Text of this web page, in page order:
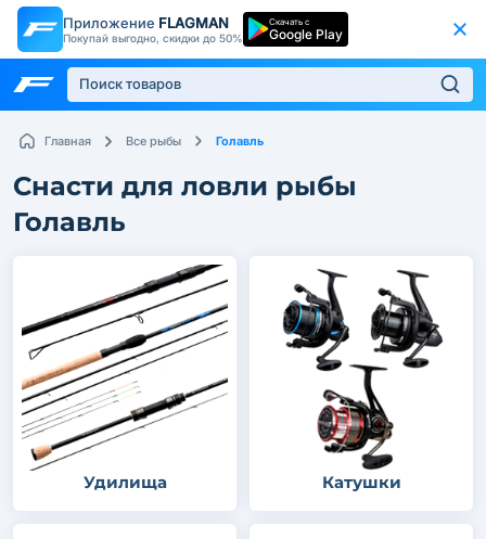
Приложение FLAGMAN
Покупай выгодно, скидки до 50%
Скачать с
Google Play
Главная Все рыбы Голавль
Снасти для ловли рыбы
Голавль
Удилища Катушки